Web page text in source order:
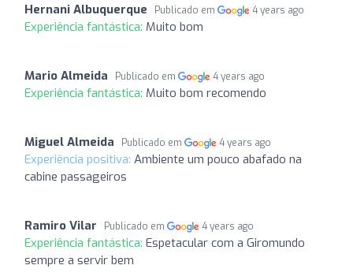
Hernani Albuquerque Publicado em 4 years ago
Experiência fantástica: Muito bom
Mario Almeida Publicado em 4 years ago
Experiência fantástica: Muito bom recomendo
Miguel Almeida Publicado em 4 years ago
Experiência positiva: Ambiente um pouco abafado na
cabine passageiros
Ramiro Vilar Publicado em 4 years ago
Experiência fantástica: Espetacular com a Giromundo
sempre a servir bem